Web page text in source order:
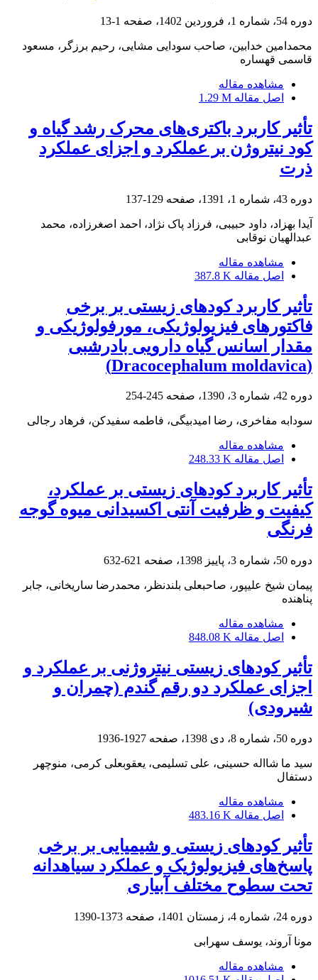
دوره 54، شماره 1، فروردین 1402، صفحه 1-13
محمدامین خدابین، صاحب سودایی مشایی، رحیم برزگر، مسعود
قاسمی قهساره
مشاهده مقاله
اصل مقاله 1.29 M
تأثیر کاربرد باکتری‌های محرک رشد گیاه و
کود نیتروژن بر عملکرد و اجزای عملکرد
ذرت
دوره 43، شماره 1، 1391، صفحه 129-137
آیدا بهزاد، داود حبیبی، فرزاد پاک نژاد، احمد اصغرزاده، محمد
عبدالهیان نوقابی
مشاهده مقاله
اصل مقاله 387.8 K
تأثیر کاربرد کودهای زیستی بر برخی
فاکتورهای فیزیولوژیکی، مورفولوژیکی و
مقدار اسانس گیاه دارویی بادرشبی
(Dracocephalum moldavica)
دوره 42، شماره 3، 1390، صفحه 245-254
سودابه مفاخری، رضا امیدبیگی، فاطمه سفیدکن، فرهاد رجالی
مشاهده مقاله
اصل مقاله 248.33 K
تأثیر کاربرد کودهای زیستی بر عملکرد،
کیفیت و ظرفیت آنتی اکسیدانی میوه گوجه
فرنگی
دوره 50، شماره 3، پاییز 1398، صفحه 621-632
پیمان شیخ علیپور، صاحبعلی بلندنظر، محمدرضا ساریخانی، جابر
پناهنده
مشاهده مقاله
اصل مقاله 848.08 K
تأثیر کود‌های زیستی نیتروژنی بر عملکرد و
اجزای عملکرد دو رقم گندم (چمران و
شیرودی)
دوره 50، شماره 8، دی 1398، صفحه 1927-1936
سید ما شااله حسینی، علی تسلیمی، یعقوبعلی کرمی، منوچهر
دستفال
مشاهده مقاله
اصل مقاله 483.16 K
تأثیر کودهای زیستی و شیمیایی بر برخی
پاسخ‌های فیزیولوژیک و عملکرد سیاهدانه
تحت سطوح مختلف آبیاری
دوره 24، شماره 4، زمستان 1401، صفحه 1373-1390
مونا آروند، یوسف سهرابی
مشاهده مقاله